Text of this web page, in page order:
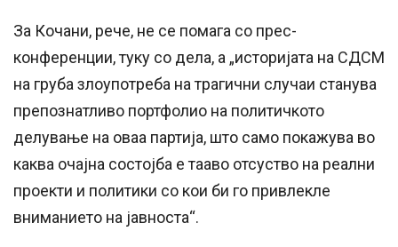
За Кочани, рече, не се помага со прес-
конференции, туку со дела, а „историјата на СДСМ
на груба злоупотреба на трагични случаи станува
препознатливо портфолио на политичкото
делување на оваа партија, што само покажува во
каква очајна состојба е тааво отсуство на реални
проекти и политики со кои би го привлекле
вниманието на јавноста“.